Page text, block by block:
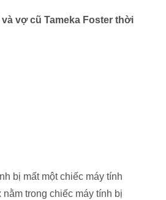
vợ cũ Tameka Foster thời
bị mất một chiếc máy tính
trong chiếc máy tính bị